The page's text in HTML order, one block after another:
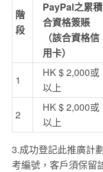
階
段
PayPal之累積
合資格簽賬
（該合資格信
用卡）
1
HK $ 2,000或
以上
2
HK $ 2,000或
以上
3.成功登記此推廣計
考編號，客戶須保留